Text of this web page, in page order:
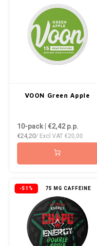
VOON Green Apple
10-pack | €2,42p.p.
€24,20/ Excl VAT €20,00
-51% 75 MG CAFFEINE